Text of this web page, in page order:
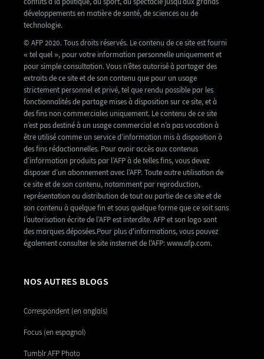
développements en matière de santé, de sciences ou de
technologie.
© AFP 2020. Tous droits réservés. Le contenu de ce site est fourni
« tel quel », pour votre information personnelle uniquement et
pour simple consultation. Vous n’êtes autorisé à partager des
extraits de ce site et de son contenu que pour un usage
strictement personnel et privé, tel que rendu possible par les
fonctionnalités de partage mises à disposition sur ce site, et à
des fins non commerciales uniquement. Le contenu de ce site
n’est pas destiné à un usage commercial et n’a pas vocation à
être utilisé comme un service d’information mis à disposition à
des fins rédactionnelles. Pour avoir accès aux contenus
d’information produits par l’AFP à de telles fins, vous devez
disposer d’un abonnement avec l’AFP. Toute autre utilisation de
ce site et de son contenu, notamment par reproduction,
représentation ou distribution de tout ou partie de ce site et de
son contenu à quelque fin et sous quelque forme que ce soit sans
l’autorisation écrite de l’AFP est interdite. AFP et son logo sont
des marques déposées.Pour plus d'informations, vous pouvez
également consulter le site insternet de l'AFP: www.afp.com.
NOS AUTRES BLOGS
Correspondent (en anglais)
Focus (en espagnol)
Tumblr AFP Photo